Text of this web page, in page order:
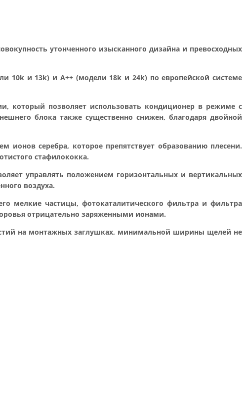
утонченного изысканного дизайна и превосходных
10k и 13k) и А++ (модели 18k и 24k) по европейской системе
который позволяет использовать кондиционер в режиме с
блока также существенно снижен, благодаря двойной
ионов серебра, которое препятствует образованию плесени.
стафилококка.
управлять положением горизонтальных и вертикальных
воздуха.
мелкие частицы, фотокаталитического фильтра и фильтра
отрицательно заряженными ионами.
на монтажных заглушках, минимальной ширины щелей не